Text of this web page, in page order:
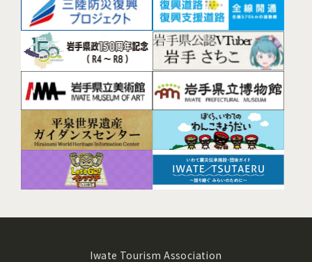
Iwate Tourism Association